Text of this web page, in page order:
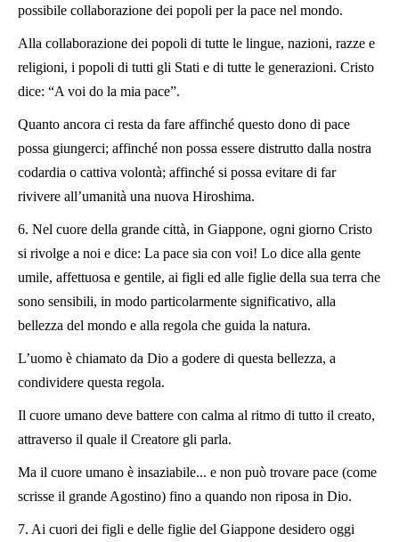
possibile collaborazione dei popoli per la pace nel mondo.
Alla collaborazione dei popoli di tutte le lingue, nazioni, razze e
religioni, i popoli di tutti gli Stati e di tutte le generazioni. Cristo
dice: “A voi do la mia pace”.
Quanto ancora ci resta da fare affinché questo dono di pace
possa giungerci; affinché non possa essere distrutto dalla nostra
codardia o cattiva volontà; affinché si possa evitare di far
rivivere all’umanità una nuova Hiroshima.
6. Nel cuore della grande città, in Giappone, ogni giorno Cristo
si rivolge a noi e dice: La pace sia con voi! Lo dice alla gente
umile, affettuosa e gentile, ai figli ed alle figlie della sua terra che
sono sensibili, in modo particolarmente significativo, alla
bellezza del mondo e alla regola che guida la natura.
L’uomo è chiamato da Dio a godere di questa bellezza, a
condividere questa regola.
Il cuore umano deve battere con calma al ritmo di tutto il creato,
attraverso il quale il Creatore gli parla.
Ma il cuore umano è insaziabile... e non può trovare pace (come
scrisse il grande Agostino) fino a quando non riposa in Dio.
7. Ai cuori dei figli e delle figlie del Giappone desidero oggi